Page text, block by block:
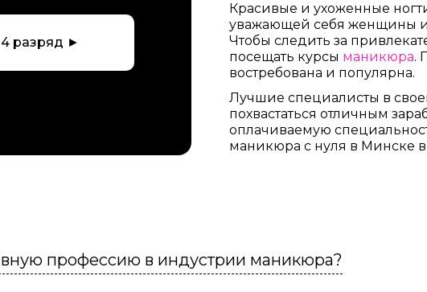
Красивые и ухоженные
уважающей себя женщины
Чтобы следить за
посещать курсы маникюра.
востребована и популярна.
Лучшие специалисты в
похвастаться отличным
оплачиваемую
маникюра с нуля в Минске
разряд ►
профессию в индустрии маникюра?